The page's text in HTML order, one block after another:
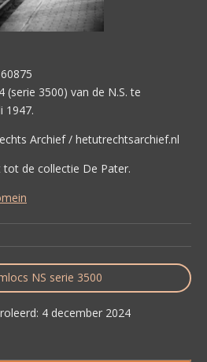
3500) van de N.S. te
1947.
Archief / hetutrechtsarchief.nl
de collectie De Pater.
NS serie 3500
4 december 2024